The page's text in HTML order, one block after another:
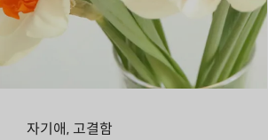
자기애, 고결함